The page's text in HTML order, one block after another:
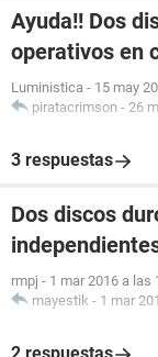
Ayuda!! Dos
operativos en
Luministica - 15 may
piratacrimson - 26
3 respuestas
Dos discos
rmpj - 1 mar 2016 a las
mayestik - 1 mar